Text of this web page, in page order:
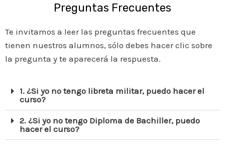
Preguntas Frecuentes
Te invitamos a leer las preguntas frecuentes que
tienen nuestros alumnos, sólo debes hacer clic sobre
la pregunta y te aparecerá la respuesta.
1. ¿Si yo no tengo libreta militar, puedo hacer el
curso?
2. ¿Si yo no tengo Diploma de Bachiller, puedo
hacer el curso?